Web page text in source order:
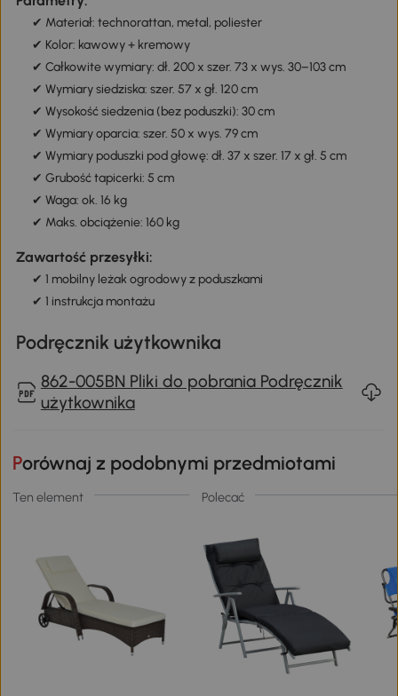
✔ Materiał: technorattan, metal, poliester
✔ Kolor: kawowy + kremowy
✔ Całkowite wymiary: dł. 200 x szer. 73 x wys. 30–103 cm
✔ Wymiary siedziska: szer. 57 x gł. 120 cm
✔ Wysokość siedzenia (bez poduszki): 30 cm
✔ Wymiary oparcia: szer. 50 x wys. 79 cm
✔ Wymiary poduszki pod głowę: dł. 37 x szer. 17 x gł. 5 cm
✔ Grubość tapicerki: 5 cm
✔ Waga: ok. 16 kg
✔ Maks. obciążenie: 160 kg
Zawartość przesyłki:
✔ 1 mobilny leżak ogrodowy z poduszkami
✔ 1 instrukcja montażu
Podręcznik użytkownika
862-005BN Pliki do pobrania Podręcznik
użytkownika
Porównaj z podobnymi przedmiotami
Ten element Polecać